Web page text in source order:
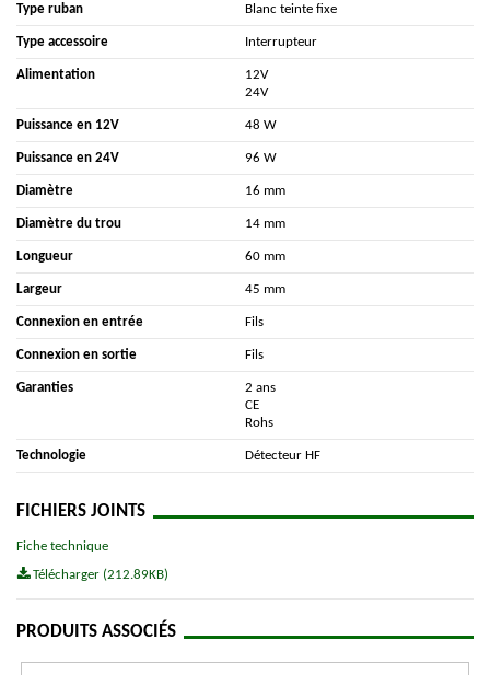
Type ruban Blanc teinte fixe
Type accessoire Interrupteur
Alimentation
12V
24V
Puissance en 12V 48 W
Puissance en 24V 96 W
Diamètre 16 mm
Diamètre du trou 14 mm
Longueur 60 mm
Largeur 45 mm
Connexion en entrée Fils
Connexion en sortie Fils
Garanties
2 ans
CE
Rohs
Technologie Détecteur HF
FICHIERS JOINTS
Fiche technique
Télécharger (212.89KB)
PRODUITS ASSOCIÉS